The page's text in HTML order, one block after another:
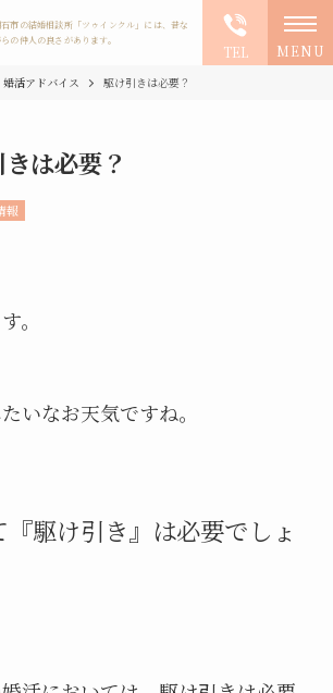
市の結婚相談所「ツゥインクル」には、昔な
の仲人の良さがあります。
TEL MENU
婚活アドバイス 駆け引きは必要？
は必要？
報
。
いなお天気ですね。
駆け引き』は必要でしょ